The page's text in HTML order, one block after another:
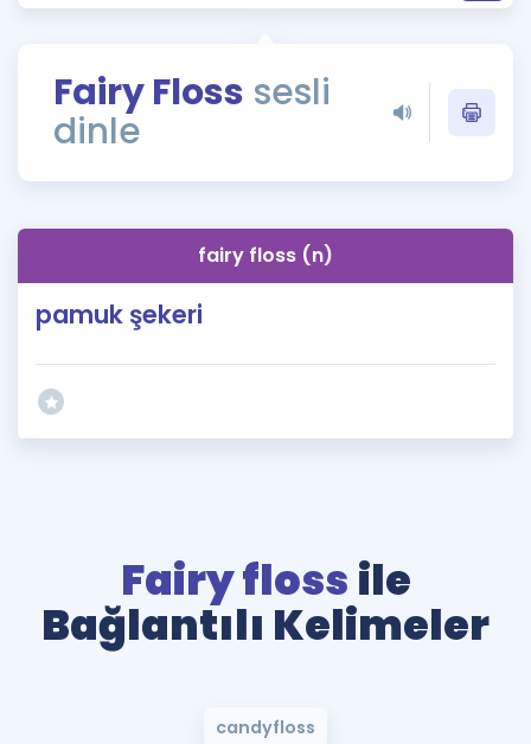
Rehberlik Aracı
ÖSYM Sınav Takvimi
İngilizce Gramer
Fairy Floss sesli
dinle
fairy floss (n)
pamuk şekeri
Fairy floss ile
Bağlantılı Kelimeler
candyfloss